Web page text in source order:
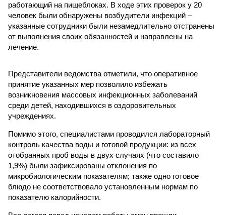
работающий на пищеблоках. В ходе этих проверок у 20
человек были обнаружены возбудители инфекций –
указанные сотрудники были незамедлительно отстранены
от выполнения своих обязанностей и направлены на
лечение.
Представители ведомства отметили, что оперативное
принятие указанных мер позволило избежать
возникновения массовых инфекционных заболеваний
среди детей, находившихся в оздоровительных
учреждениях.
Помимо этого, специалистами проводился лабораторный
контроль качества воды и готовой продукции: из всех
отобранных проб воды в двух случаях (что составило
1,9%) были зафиксированы отклонения по
микробиологическим показателям; также одно готовое
блюдо не соответствовало установленным нормам по
показателю калорийности.